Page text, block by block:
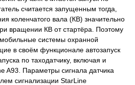
считается запущенным тогда,
коленчатого вала (КВ) значительно
вращении КВ от стартёра. Поэтому
системы охранной
в своём функционале автозапуск
по таходатчику, включая и
A93. Параметры сигнала датчика
сигнализации StarLine